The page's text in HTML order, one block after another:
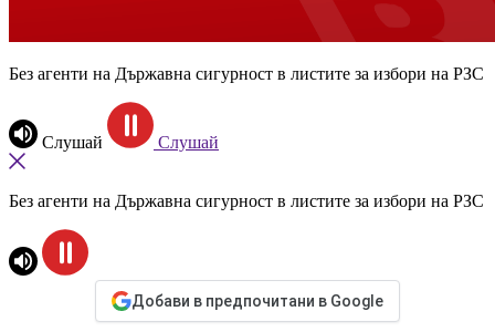
Без агенти на Държавна сигурност в листите за избори на РЗС
Слушай Слушай
Без агенти на Държавна сигурност в листите за избори на РЗС
Добави в предпочитани в Google